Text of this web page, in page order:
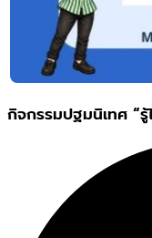
กิจกรรมปฐมนิเทศ “